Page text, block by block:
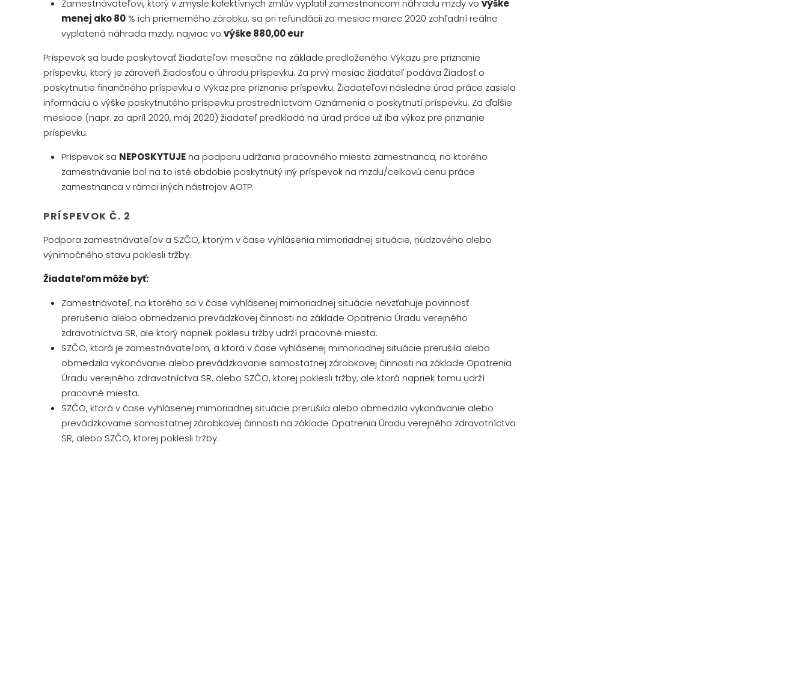
Zamestnávateľovi, ktorý v zmysle kolektívnych zmlúv vyplatil zamestnancom náhradu mzdy vo výške
menej ako 80 % ich priemerného zárobku, sa pri refundácii za mesiac marec 2020 zohľadní reálne
vyplatená náhrada mzdy, najviac vo výške 880,00 eur
Príspevok sa bude poskytovať žiadateľovi mesačne na základe predloženého Výkazu pre priznanie
príspevku, ktorý je zároveň žiadosťou o úhradu príspevku. Za prvý mesiac žiadateľ podáva Žiadosť o
poskytnutie finančného príspevku a Výkaz pre priznanie príspevku. Žiadateľovi následne úrad práce zasiela
informáciu o výške poskytnutého príspevku prostredníctvom Oznámenia o poskytnutí príspevku. Za ďalšie
mesiace (napr. za apríl 2020, máj 2020) žiadateľ predkladá na úrad práce už iba výkaz pre priznanie
príspevku.
Príspevok sa NEPOSKYTUJEna podporu udržania pracovného miesta zamestnanca, na ktorého
zamestnávanie bol na to isté obdobie poskytnutý iný príspevok na mzdu/celkovú cenu práce
zamestnanca v rámci iných nástrojov AOTP.
PRÍSPEVOK Č. 2
Podpora zamestnávateľov a SZČO, ktorým v čase vyhlásenia mimoriadnej situácie, núdzového alebo
výnimočného stavu poklesli tržby.
Žiadateľom môže byť:
Zamestnávateľ, na ktorého sa v čase vyhlásenej mimoriadnej situácie nevzťahuje povinnosť
prerušenia alebo obmedzenia prevádzkovej činnosti na základe Opatrenia Úradu verejného
zdravotníctva SR, ale ktorý napriek poklesu tržby udrží pracovné miesta.
SZČO, ktorá je zamestnávateľom, a ktorá v čase vyhlásenej mimoriadnej situácie prerušila alebo
obmedzila vykonávanie alebo prevádzkovanie samostatnej zárobkovej činnosti na základe Opatrenia
Úradu verejného zdravotníctva SR, alebo SZČO, ktorej poklesli tržby, ale ktorá napriek tomu udrží
pracovné miesta.
SZČO, ktorá v čase vyhlásenej mimoriadnej situácie prerušila alebo obmedzila vykonávanie alebo
prevádzkovanie samostatnej zárobkovej činnosti na základe Opatrenia Úradu verejného zdravotníctva
SR, alebo SZČO, ktorej poklesli tržby.